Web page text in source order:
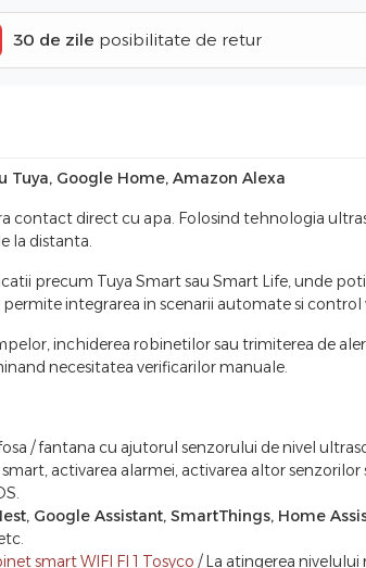
30 de zile posibilitate de retur
Google Home, Amazon Alexa
direct cu apa. Folosind tehnologia
la distanta.
precum Tuya Smart sau Smart Life, unde
integrarea in scenarii automate si control
inchiderea robinetilor sau trimiterea de
necesitatea verificarilor manuale.
/ fantana cu ajutorul senzorului de nivel
activarea alarmei, activarea altor senzorilor
Google Assistant, SmartThings, Home
smart WIFI FI 1 Tosyco / La atingerea